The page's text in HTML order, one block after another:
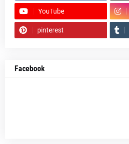
YouTube
pinterest
Facebook